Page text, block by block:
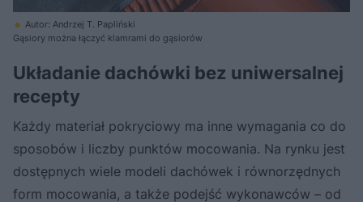
Autor: Andrzej T. Papliński
Gąsiory można łączyć klamrami do gąsiorów
Układanie dachówki bez uniwersalnej
recepty
Każdy materiał pokryciowy ma inne wymagania co do
sposobów i liczby punktów mocowania. Na rynku jest
dostępnych wiele modeli dachówek i równorzędnych
form mocowania, a także podejść wykonawców – od